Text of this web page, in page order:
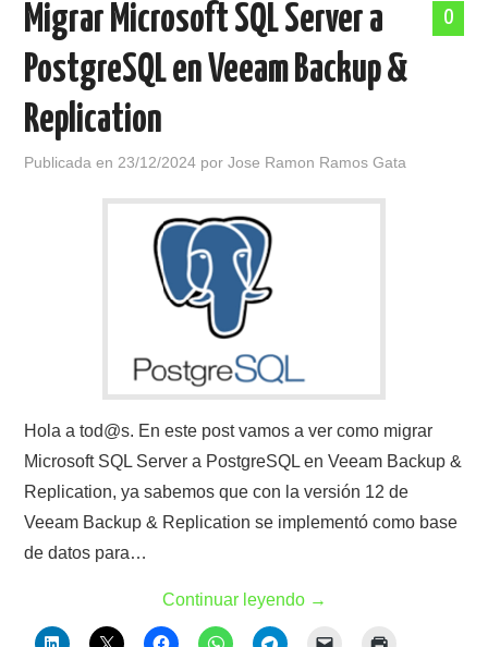
POLÍTICA DE PRIVACIDAD
0
Migrar Microsoft SQL Server a
PostgreSQL en Veeam Backup &
Replication
Publicada en 23/12/2024 porJose Ramon Ramos Gata
Hola a tod@s. En este post vamos a ver como migrar
Microsoft SQL Server a PostgreSQL en Veeam Backup &
Replication, ya sabemos que con la versión 12 de
Veeam Backup & Replication se implementó como base
de datos para…
Continuar leyendo →